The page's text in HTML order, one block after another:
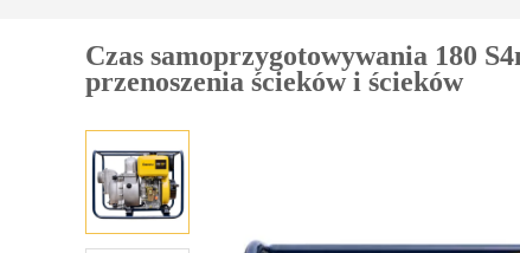
Czas samoprzygotowywania 180
przenoszenia ścieków i ścieków